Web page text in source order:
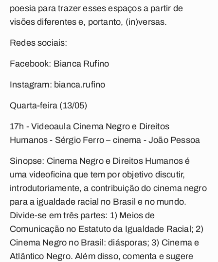
poesia para trazer esses espaços a partir de
visões diferentes e, portanto, (in)versas.
Redes sociais:
Facebook: Bianca Rufino
Instagram: bianca.rufino
Quarta-feira (13/05)
17h - Videoaula Cinema Negro e Direitos
Humanos - Sérgio Ferro – cinema - João Pessoa
Sinopse: Cinema Negro e Direitos Humanos é
uma videoficina que tem por objetivo discutir,
introdutoriamente, a contribuição do cinema negro
para a igualdade racial no Brasil e no mundo.
Divide-se em três partes: 1) Meios de
Comunicação no Estatuto da Igualdade Racial; 2)
Cinema Negro no Brasil: diásporas; 3) Cinema e
Atlântico Negro. Além disso, comenta e sugere